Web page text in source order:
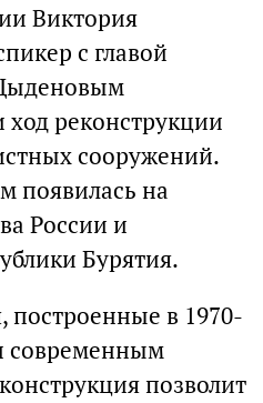
Виктория
с главой
реконструкции
сооружений.
появилась на
России и
Бурятия.
построенные в 1970-
современным
позволит